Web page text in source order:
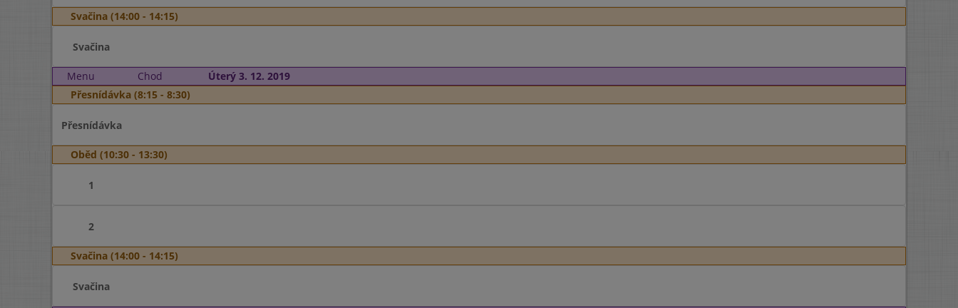
Svačina (14:00 - 14:15)
Svačina
Menu Chod
Úterý 3. 12. 2019
Přesnídávka (8:15 - 8:30)
Přesnídávka
Oběd (10:30 - 13:30)
1
2
Svačina (14:00 - 14:15)
Svačina